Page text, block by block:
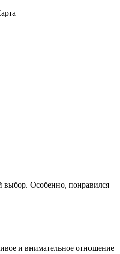
Особенно, понравился
и внимательное отношение